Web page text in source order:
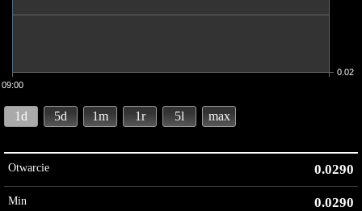
09:00
0.02
1d 5d 1m 1r 5l max
Otwarcie 0.0290
Min 0.0290